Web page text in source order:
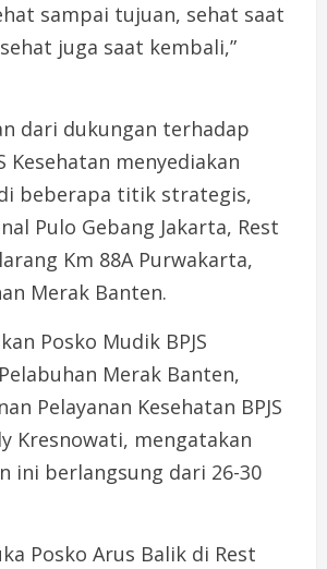
sampai tujuan, sehat saat
juga saat kembali,”
dari dukungan terhadap
Kesehatan menyediakan
beberapa titik strategis,
Pulo Gebang Jakarta, Rest
Km 88A Purwakarta,
Merak Banten.
Posko Mudik BPJS
Merak Banten,
Pelayanan Kesehatan BPJS
Kresnowati, mengatakan
ini berlangsung dari 26-30
Posko Arus Balik di Rest